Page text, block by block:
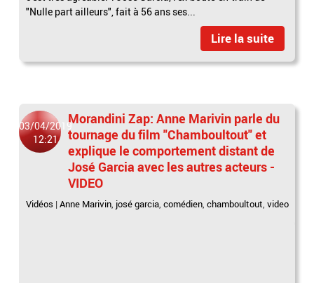
"Nulle part ailleurs", fait à 56 ans ses...
Lire la suite
03/04/2019
12:21
Morandini Zap: Anne Marivin parle du
tournage du film "Chamboultout" et
explique le comportement distant de
José Garcia avec les autres acteurs -
VIDEO
Vidéos |Anne Marivin, josé garcia,comédien,chamboultout,video